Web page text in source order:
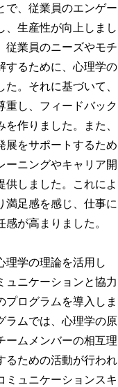
で、従業員のエンゲー
、生産性が向上しまし
従業員のニーズやモチ
するために、心理学の
。それに基づいて、
重し、フィードバック
を作りました。また、
展をサポートするため
ーニングやキャリア開
供しました。これによ
満足感を感じ、仕事に
が高まりました。
理学の理論を活用し
ュニケーションと協力
プログラムを導入しま
ラムでは、心理学の原
ームメンバーの相互理
るための活動が行われ
ミュニケーションスキ